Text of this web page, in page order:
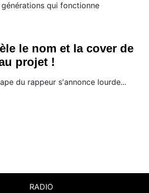
qui fonctionne
le nom et la cover de
projet !
du rappeur s'annonce lourde...
RADIO